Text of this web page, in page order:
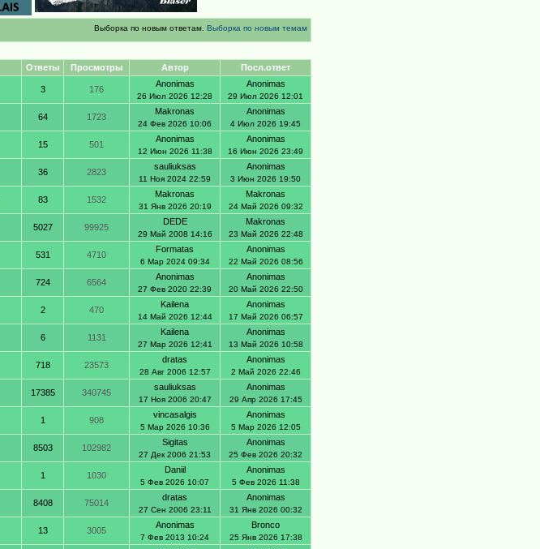
Выборка по новым ответам. Выборка по новым темам
Ответы Просмотры Автор Посл.ответ
3 176
Anonimas
26 Июл 2026 12:28
Anonimas
29 Июл 2026 12:01
64 1723
Makronas
24 Фев 2026 10:06
Anonimas
4 Июл 2026 19:45
15 501
Anonimas
12 Июн 2026 11:38
Anonimas
16 Июн 2026 23:49
36 2823
sauliuksas
11 Ноя 2024 22:59
Anonimas
3 Июн 2026 19:50
83 1532
Makronas
31 Янв 2026 20:19
Makronas
24 Май 2026 09:32
5027 99925
DEDE
29 Май 2008 14:16
Makronas
23 Май 2026 22:48
531 4710
Formatas
6 Мар 2024 09:34
Anonimas
22 Май 2026 08:56
724 6564
Anonimas
27 Фев 2020 22:39
Anonimas
20 Май 2026 22:50
2 470
Kailena
14 Май 2026 12:44
Anonimas
17 Май 2026 06:57
6 1131
Kailena
27 Мар 2026 12:41
Anonimas
13 Май 2026 10:58
718 23573
dratas
28 Авг 2006 12:57
Anonimas
2 Май 2026 22:46
17385 340745
sauliuksas
17 Ноя 2006 20:47
Anonimas
29 Апр 2026 17:45
1 908
vincasalgis
5 Мар 2026 10:36
Anonimas
5 Мар 2026 12:05
8503 102982
Sigitas
27 Дек 2006 21:53
Anonimas
25 Фев 2026 20:32
1 1030
Daniil
5 Фев 2026 10:07
Anonimas
5 Фев 2026 11:38
8408 75014
dratas
27 Сен 2006 23:11
Anonimas
31 Янв 2026 00:32
13 3005
Anonimas
7 Фев 2013 10:24
Bronco
25 Янв 2026 17:38